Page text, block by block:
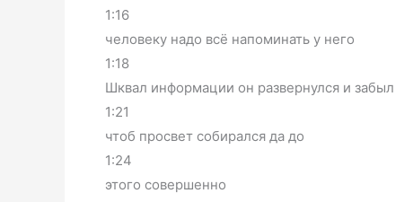
1:16
человеку надо всё напоминать у него
1:18
Шквал информации он развернулся и забыл
1:21
чтоб просвет собирался да до
1:24
этого совершенно